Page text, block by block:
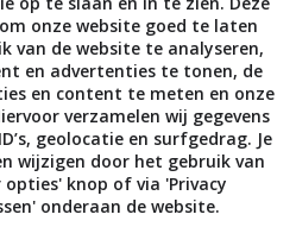
van Rens Kroes? Bestel nu één
Spectrum) of On the Go
website , of volg haar op
en fotografie Mitchell
onze website goed te laten
van de website te analyseren,
en advertenties te tonen, de
en content te meten en onze
verzamelen wij gegevens
geolocatie en surfgedrag. Je
wijzigen door het gebruik van
knop of via 'Privacy
onderaan de website.